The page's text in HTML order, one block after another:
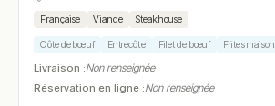
Française Viande Steakhouse
Côte de bœuf Entrecôte Filet de bœuf Frites maison
Livraison :Non renseignée
Réservation en ligne :Non renseignée